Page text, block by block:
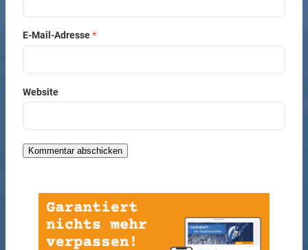
E-Mail-Adresse*
Website